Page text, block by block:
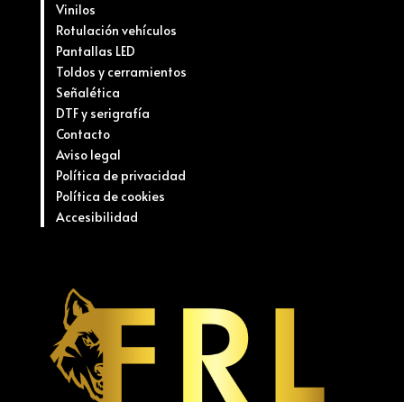
Vinilos
Rotulación vehículos
Pantallas LED
Toldos y cerramientos
Señalética
DTF y serigrafía
Contacto
Aviso legal
Política de privacidad
Política de cookies
Accesibilidad